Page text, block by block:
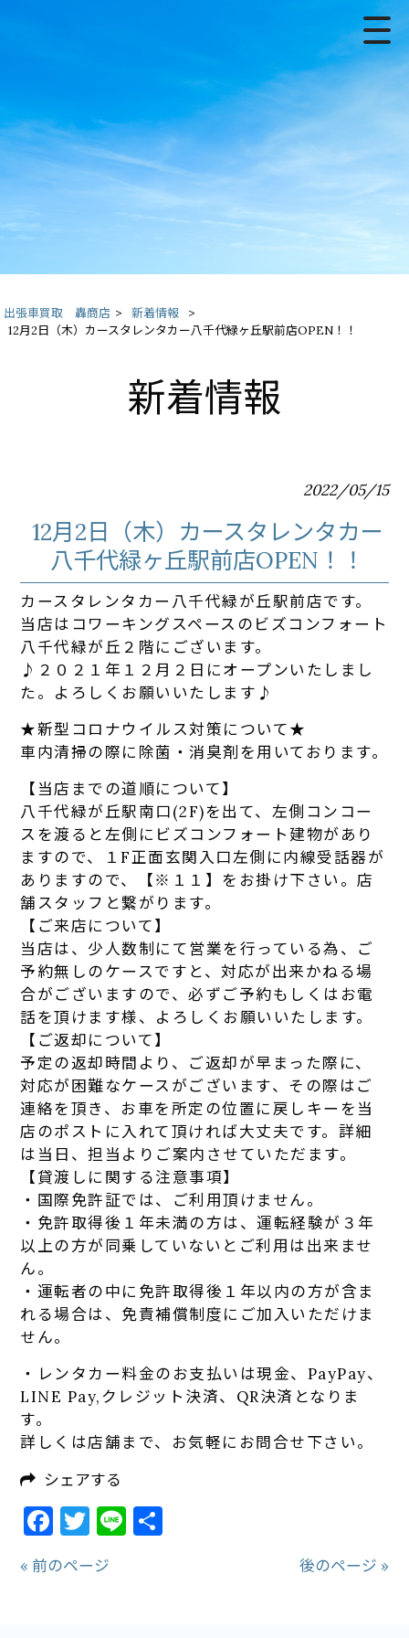
出張車買取 轟商店 > 新着情報
>
12月2日（木）カースタレンタカー八千代緑ヶ丘駅前店OPEN！！
新着情報
2022/05/15
12月2日（木）カースタレンタカー
八千代緑ヶ丘駅前店OPEN！！
カースタレンタカー八千代緑が丘駅前店です。
当店はコワーキングスペースのビズコンフォート
八千代緑が丘２階にございます。
♪２０２１年１２月２日にオープンいたしまし
た。よろしくお願いいたします♪
★新型コロナウイルス対策について★
車内清掃の際に除菌・消臭剤を用いております。
【当店までの道順について】
八千代緑が丘駅南口(2F)を出て、左側コンコー
スを渡ると左側にビズコンフォート建物があり
ますので、１F正面玄関入口左側に内線受話器が
ありますので、【※１１】をお掛け下さい。店
舗スタッフと繋がります。
【ご来店について】
当店は、少人数制にて営業を行っている為、ご
予約無しのケースですと、対応が出来かねる場
合がございますので、必ずご予約もしくはお電
話を頂けます様、よろしくお願いいたします。
【ご返却について】
予定の返却時間より、ご返却が早まった際に、
対応が困難なケースがございます、その際はご
連絡を頂き、お車を所定の位置に戻しキーを当
店のポストに入れて頂ければ大丈夫です。詳細
は当日、担当よりご案内させていただます。
【貸渡しに関する注意事項】
・国際免許証では、ご利用頂けません。
・免許取得後１年未満の方は、運転経験が３年
以上の方が同乗していないとご利用は出来ませ
ん。
・運転者の中に免許取得後１年以内の方が含ま
れる場合は、免責補償制度にご加入いただけま
せん。
・レンタカー料金のお支払いは現金、PayPay、
LINE Pay,クレジット決済、QR決済となりま
す。
詳しくは店舗まで、お気軽にお問合せ下さい。
シェアする
Facebook
Twitter
Line
« 前のページ 後のページ »